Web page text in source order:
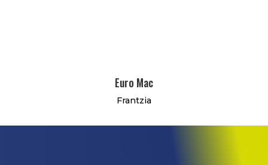
Euro Mac
Frantzia